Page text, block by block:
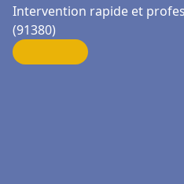
Intervention rapide et
(91380)